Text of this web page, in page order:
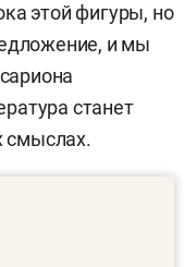
этой фигуры, но
и мы
станет
смыслах.